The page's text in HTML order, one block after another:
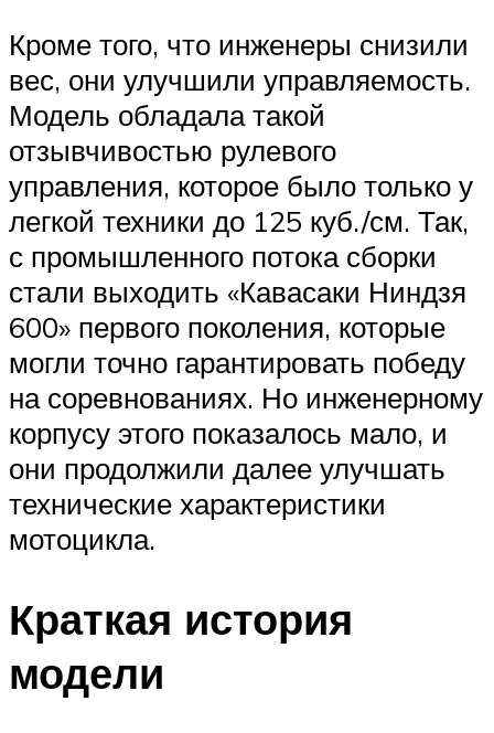
Кроме того, что инженеры снизили
вес, они улучшили управляемость.
Модель обладала такой
отзывчивостью рулевого
управления, которое было только у
легкой техники до 125 куб./см. Так,
с промышленного потока сборки
стали выходить «Кавасаки Ниндзя
600» первого поколения, которые
могли точно гарантировать победу
на соревнованиях. Но инженерному
корпусу этого показалось мало, и
они продолжили далее улучшать
технические характеристики
мотоцикла.
Краткая история
модели